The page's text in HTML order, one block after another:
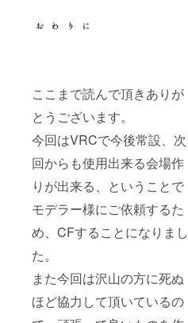
ここまで読んで頂きありが
とうございます。
今回はVRCで今後常設、次
回からも使用出来る会場作
りが出来る、ということで
モデラー様にご依頼するた
め、CFすることになりまし
た。
また今回は沢山の方に死ぬ
ほど協力して頂いているの